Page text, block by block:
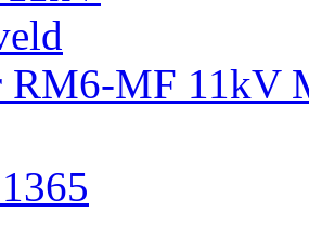
RM6-MF 11kV